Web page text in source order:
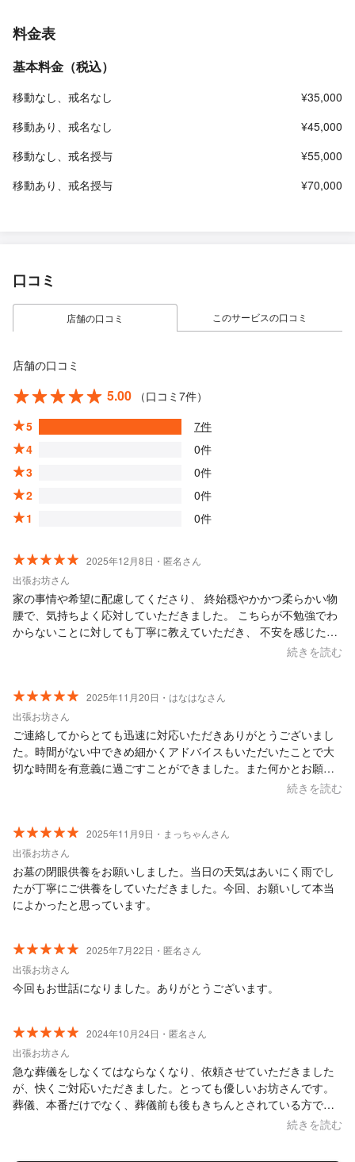
料金表
基本料金（税込）
移動なし、戒名なし
¥35,000
移動あり、戒名なし
¥45,000
移動なし、戒名授与
¥55,000
移動あり、戒名授与
¥70,000
口コミ
店舗の口コミ このサービスの口コミ
店舗の口コミ
5.00
（口コミ7件）
5
7件
4
0件
3
0件
2
0件
1
0件
2025年12月8日・匿名さん
出張お坊さん
家の事情や希望に配慮してくださり、 終始穏やかかつ柔らかい物
腰で、気持ちよく応対していただきました。 こちらが不勉強でわ
からないことに対しても丁寧に教えていただき、 不安を感じたり
戸惑うことなく、最初から最後までスムーズに進めることができ
続きを読む
2025年11月20日・はなはなさん
出張お坊さん
ご連絡してからとても迅速に対応いただきありがとうございまし
た。時間がない中できめ細かくアドバイスもいただいたことで大
切な時間を有意義に過ごすことができました。また何かとお願い
することがあると思いますがその際はぜひお願いしたいと思いま
続きを読む
2025年11月9日・まっちゃんさん
出張お坊さん
お墓の閉眼供養をお願いしました。当日の天気はあいにく雨でし
たが丁寧にご供養をしていただきました。今回、お願いして本当
によかったと思っています。
2025年7月22日・匿名さん
出張お坊さん
今回もお世話になりました。ありがとうございます。
2024年10月24日・匿名さん
出張お坊さん
急な葬儀をしなくてはならなくなり、依頼させていただきました
が、快くご対応いただきました。とっても優しいお坊さんです。
葬儀、本番だけでなく、葬儀前も後もきちんとされている方で、
すごく安心できました。葬儀の前に（故人の）お顔を見せてもら
続きを読む